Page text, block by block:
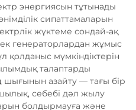
энергиясын тұтынады
сипаттамаларын
жүктеме сондай-ақ
генераторлардан жұмыс
қолданыс мүмкіндіктерін
талаптарды
азайту — тағы бір
себебі дәл жылу
болдырмауға және